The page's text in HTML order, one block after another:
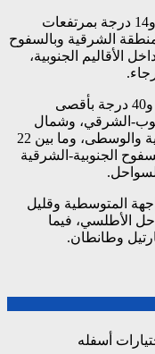
وستتراوح درجات الحرارة الدنيا ما بين 08 و14 درجة بمرتفعات
بين 11 و17 درجة بالمنطقة الشرقية وبالسفوح
وما بين 19 و26 درجة بداخل الأقاليم الجنوبية،
وستتأرجح درجات الحرارة العليا ما بين 33 و40 درجة بأقصى
بأقصى الجنوب-الشرقي، وشمال
الأقاليم الجنوبية والسهول الداخلية الشمالية والوسطى، وما بين 22
الجنوبية-الشرقية
المتوسطية وقليل
الأطلسي، فيما
وطانطان.
أسفله